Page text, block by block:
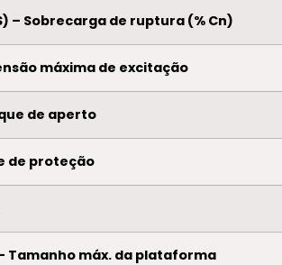
– Sobrecarga de ruptura (% Cn)
máxima de excitação
de aperto
de proteção
Tamanho máx. da plataforma